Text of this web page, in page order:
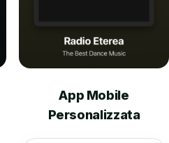
App Mobile
Personalizzata